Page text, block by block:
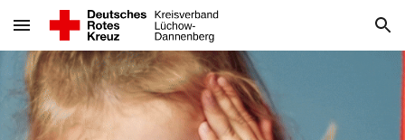
Skip to main content Skip to navigation